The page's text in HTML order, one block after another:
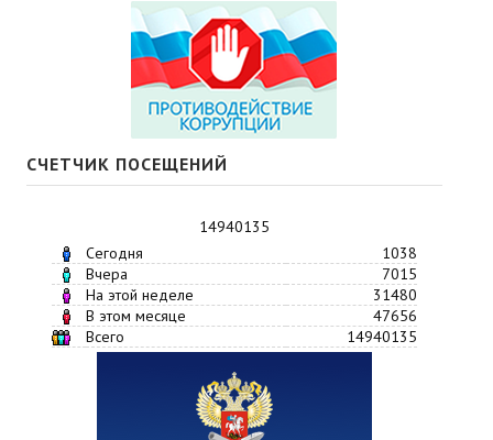
СЧЕТЧИК ПОСЕЩЕНИЙ
14940135
Сегодня
1038
Вчера
7015
На этой неделе
31480
В этом месяце
47656
Всего
14940135